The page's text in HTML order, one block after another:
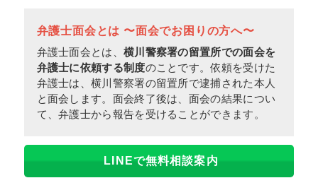
弁護士面会とは 〜面会でお困りの方へ〜
弁護士面会とは、 横川警察署の留置所での面会を
弁護士に依頼する制度のことです。依頼を受けた
弁護士は、横川警察署の留置所で逮捕された本人
と面会します。面会終了後は、面会の結果につい
て、弁護士から報告を受けることができます。
LINEで無料相談案内